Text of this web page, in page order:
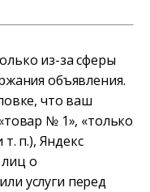
из-за сферы
объявления.
что ваш
№ 1», «только
п.), Яндекс
о
услуги перед